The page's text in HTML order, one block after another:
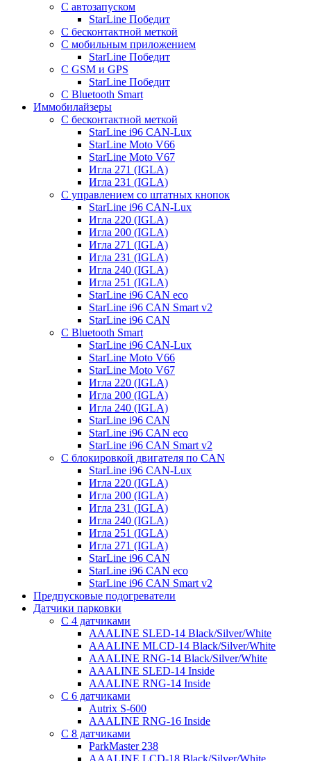
С автозапуском
StarLine Победит
С бесконтактной меткой
С мобильным приложением
StarLine Победит
С GSM и GPS
StarLine Победит
С Bluetooth Smart
Иммобилайзеры
С бесконтактной меткой
StarLine i96 CAN-Lux
StarLine Moto V66
StarLine Moto V67
Игла 271 (IGLA)
Игла 231 (IGLA)
С управлением со штатных кнопок
StarLine i96 CAN-Lux
Игла 220 (IGLA)
Игла 200 (IGLA)
Игла 271 (IGLA)
Игла 231 (IGLA)
Игла 240 (IGLA)
Игла 251 (IGLA)
StarLine i96 CAN eco
StarLine i96 CAN Smart v2
StarLine i96 CAN
С Bluetooth Smart
StarLine i96 CAN-Lux
StarLine Moto V66
StarLine Moto V67
Игла 220 (IGLA)
Игла 200 (IGLA)
Игла 240 (IGLA)
StarLine i96 CAN
StarLine i96 CAN eco
StarLine i96 CAN Smart v2
С блокировкой двигателя по CAN
StarLine i96 CAN-Lux
Игла 220 (IGLA)
Игла 200 (IGLA)
Игла 231 (IGLA)
Игла 240 (IGLA)
Игла 251 (IGLA)
Игла 271 (IGLA)
StarLine i96 CAN
StarLine i96 CAN eco
StarLine i96 CAN Smart v2
Предпусковые подогреватели
Датчики парковки
С 4 датчиками
AAALINE SLED-14 Black/Silver/White
AAALINE MLCD-14 Black/Silver/White
AAALINE RNG-14 Black/Silver/White
AAALINE SLED-14 Inside
AAALINE RNG-14 Inside
С 6 датчиками
Autrix S-600
AAALINE RNG-16 Inside
С 8 датчиками
ParkMaster 238
AAALINE LCD-18 Black/Silver/White